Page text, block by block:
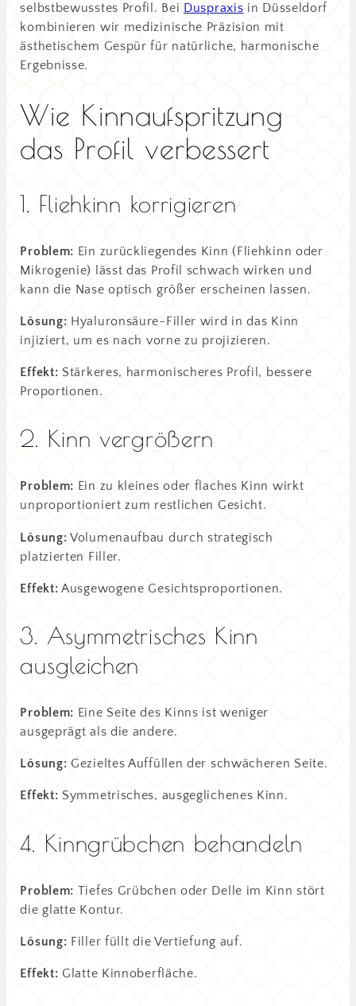
selbstbewusstes Profil. Bei Duspraxis in Düsseldorf
kombinieren wir medizinische Präzision mit
ästhetischem Gespür für natürliche, harmonische
Ergebnisse.
Wie Kinnaufspritzung
das Profil verbessert
1. Fliehkinn korrigieren
Problem: Ein zurückliegendes Kinn (Fliehkinn oder
Mikrogenie) lässt das Profil schwach wirken und
kann die Nase optisch größer erscheinen lassen.
Lösung: Hyaluronsäure-Filler wird in das Kinn
injiziert, um es nach vorne zu projizieren.
Effekt: Stärkeres, harmonischeres Profil, bessere
Proportionen.
2. Kinn vergrößern
Problem: Ein zu kleines oder flaches Kinn wirkt
unproportioniert zum restlichen Gesicht.
Lösung: Volumenaufbau durch strategisch
platzierten Filler.
Effekt: Ausgewogene Gesichtsproportionen.
3. Asymmetrisches Kinn
ausgleichen
Problem: Eine Seite des Kinns ist weniger
ausgeprägt als die andere.
Lösung: Gezieltes Auffüllen der schwächeren Seite.
Effekt: Symmetrisches, ausgeglichenes Kinn.
4. Kinngrübchen behandeln
Problem: Tiefes Grübchen oder Delle im Kinn stört
die glatte Kontur.
Lösung: Filler füllt die Vertiefung auf.
Effekt: Glatte Kinnoberfläche.